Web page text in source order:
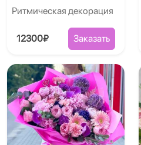
Ритмическая декорация
12300₽ Заказать